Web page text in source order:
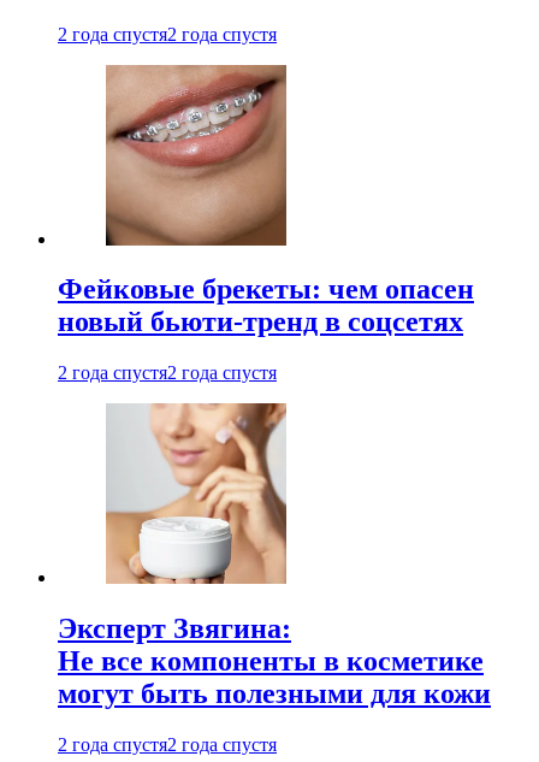
2 года спустя2 года спустя
Фейковые брекеты: чем опасен
новый бьюти-тренд в соцсетях
2 года спустя2 года спустя
Эксперт Звягина:
Не все компоненты в косметике
могут быть полезными для кожи
2 года спустя2 года спустя